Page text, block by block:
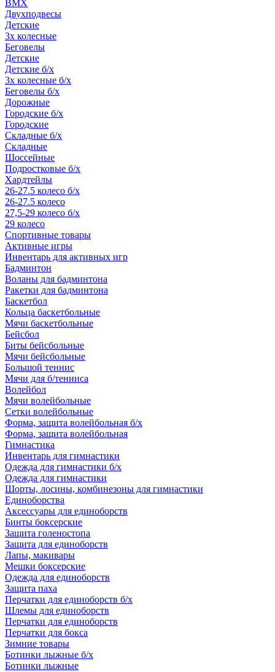
BMX
Двухподвесы
Детские
3х колесные
Беговелы
Детские
Детские б/х
3х колесные б/х
Беговелы б/х
Дорожные
Городские б/х
Городские
Складные б/х
Складные
Шоссейные
Подростковые б/х
Хардтейлы
26-27.5 колесо б/х
26-27.5 колесо
27,5-29 колесо б/х
29 колесо
Спортивные товары
Активные игры
Инвентарь для активных игр
Бадминтон
Воланы для бадминтона
Ракетки для бадминтона
Баскетбол
Кольца баскетбольные
Мячи баскетбольные
Бейсбол
Биты бейсбольные
Мячи бейсбольные
Большой теннис
Мячи для б/тенниса
Волейбол
Мячи волейбольные
Сетки волейбольные
Форма, защита волейбольная б/х
Форма, защита волейбольная
Гимнастика
Инвентарь для гимнастики
Одежда для гимнастики б/х
Одежда для гимнастики
Шорты, лосины, комбинезоны для гимнастики
Единоборства
Аксессуары для единоборств
Бинты боксерские
Защита голеностопа
Защита для единоборств
Лапы, макивары
Мешки боксерские
Одежда для единоборств
Защита паха
Перчатки для единоборств б/х
Шлемы для единоборств
Перчатки для единоборств
Перчатки для бокса
Зимние товары
Ботинки лыжные б/х
Ботинки лыжные